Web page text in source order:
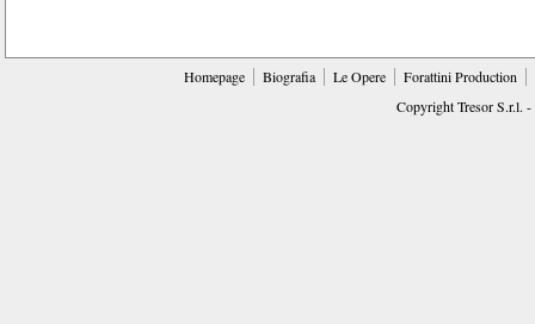
Homepage Biografia Le Opere
Forattini Production
Copyright Tresor S.r.l.